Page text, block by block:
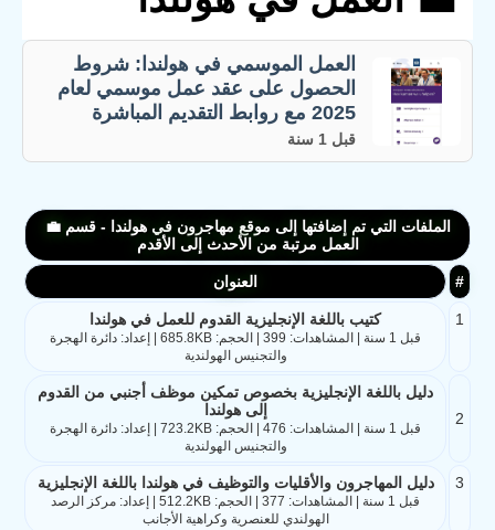
العمل الموسمي في هولندا: شروط
الحصول على عقد عمل موسمي لعام
2025 مع روابط التقديم المباشرة
قبل 1 سنة
الملفات التي تم إضافتها إلى موقع مهاجرون في هولندا - قسم 💼
العمل مرتبة من الأحدث إلى الأقدم
# العنوان
1 كتيب باللغة الإنجليزية القدوم للعمل في هولندا
قبل 1 سنة | المشاهدات: 399 | الحجم: 685.8KB | إعداد: دائرة الهجرة
والتجنيس الهولندية
2
دليل باللغة الإنجليزية بخصوص تمكين موظف أجنبي من القدوم
إلى هولندا
قبل 1 سنة | المشاهدات: 476 | الحجم: 723.2KB | إعداد: دائرة الهجرة
والتجنيس الهولندية
3 دليل المهاجرون والأقليات والتوظيف في هولندا باللغة الإنجليزية
قبل 1 سنة | المشاهدات: 377 | الحجم: 512.2KB | إعداد: مركز الرصد
الهولندي للعنصرية وكراهية الأجانب